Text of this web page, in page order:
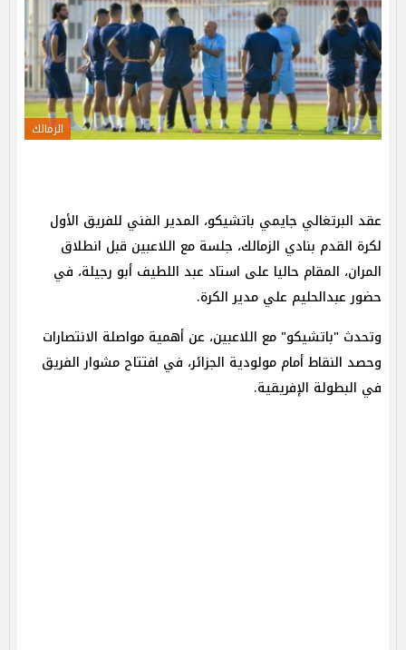
الزمالك
عقد البرتغالي جايمي باتشيكو، المدير الفني للفريق الأول
لكرة القدم بنادي الزمالك، جلسة مع اللاعبين قبل انطلاق
المران، المقام حاليا على استاد عبد اللطيف أبو رجيلة، في
حضور عبدالحليم علي مدير الكرة.
وتحدث "باتشيكو" مع اللاعبين، عن أهمية مواصلة الانتصارات
وحصد النقاط أمام مولودية الجزائر، في افتتاح مشوار الفريق
في البطولة الإفريقية.